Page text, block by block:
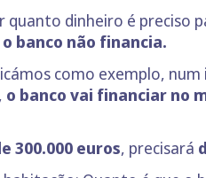
dinheiro é preciso
banco não financia.
como exemplo, num
o banco vai financiar no
300.000 euros, precisará